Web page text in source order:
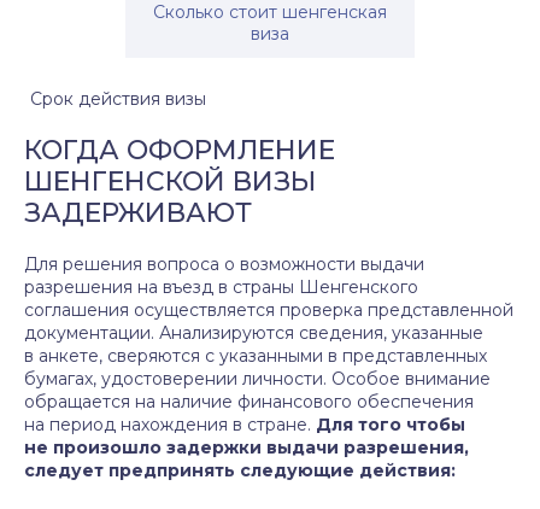
Сколько стоит шенгенская
виза
Срок действия визы
КОГДА ОФОРМЛЕНИЕ
ШЕНГЕНСКОЙ ВИЗЫ
ЗАДЕРЖИВАЮТ
Для решения вопроса о возможности выдачи
разрешения на въезд в страны Шенгенского
соглашения осуществляется проверка представленной
документации. Анализируются сведения, указанные
в анкете, сверяются с указанными в представленных
бумагах, удостоверении личности. Особое внимание
обращается на наличие финансового обеспечения
на период нахождения в стране. Для того чтобы
не произошло задержки выдачи разрешения,
следует предпринять следующие действия: